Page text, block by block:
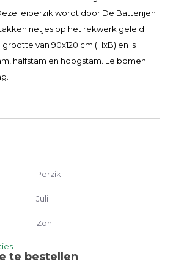
leiperzik wordt door De Batterijen
netjes op het rekwerk geleid.
van 90x120 cm (HxB) en is
halfstam en hoogstam. Leibomen
Perzik
Juli
Zon
te bestellen